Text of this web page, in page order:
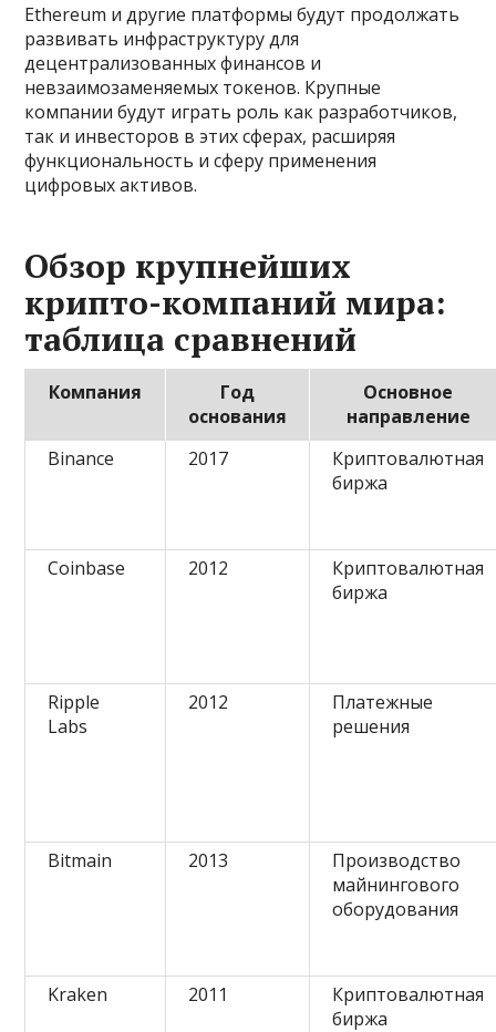
Ethereum и другие платформы будут продолжать
развивать инфраструктуру для
децентрализованных финансов и
невзаимозаменяемых токенов. Крупные
компании будут играть роль как разработчиков,
так и инвесторов в этих сферах, расширяя
функциональность и сферу применения
цифровых активов.
Обзор крупнейших
крипто-компаний мира:
таблица сравнений
Компания
Год
основания
Основное
направление
Binance
2017
Криптовалютная
биржа
Coinbase 2012
Криптовалютная
биржа
Ripple
Labs
2012
Платежные
решения
Bitmain 2013
Производство
майнингового
оборудования
Kraken 2011
Криптовалютная
биржа